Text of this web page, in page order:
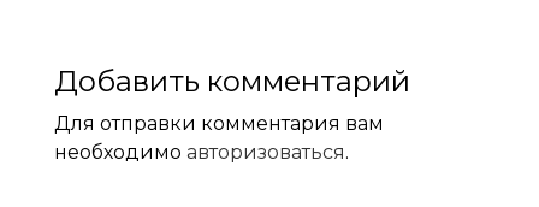
Добавить комментарий
Для отправки комментария вам
необходимо авторизоваться.